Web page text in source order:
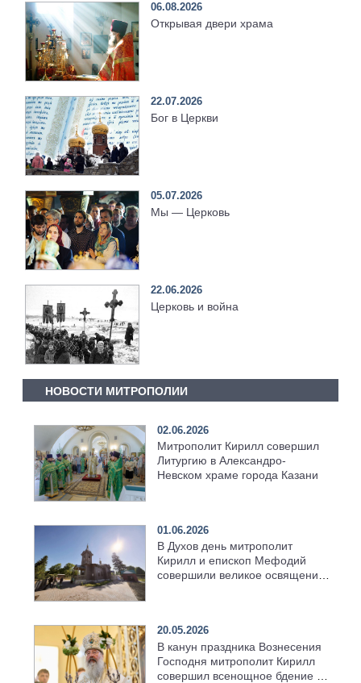
06.08.2026
Открывая двери храма
22.07.2026
Бог в Церкви
05.07.2026
Мы — Церковь
22.06.2026
Церковь и война
НОВОСТИ МИТРОПОЛИИ
02.06.2026
Митрополит Кирилл совершил
Литургию в Александро-
Невском храме города Казани
01.06.2026
В Духов день митрополит
Кирилл и епископ Мефодий
совершили великое освящение
20.05.2026
В канун праздника Вознесения
Господня митрополит Кирилл
совершил всенощное бдение в